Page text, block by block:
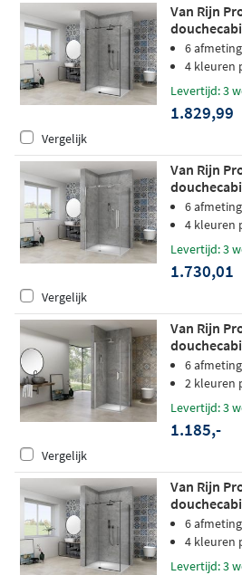
Van Rijn
helder glas
6
4 kleuren
Levertijd: 3
1.829,99
Vergelijk
Van Rijn
helder glas
6
4 kleuren
Levertijd: 3
1.730,01
Vergelijk
Van Rijn
chroom
6
2 kleuren
Levertijd: 3
1.185,-
Vergelijk
Van Rijn
helder glas
6
4 kleuren
Levertijd: 3